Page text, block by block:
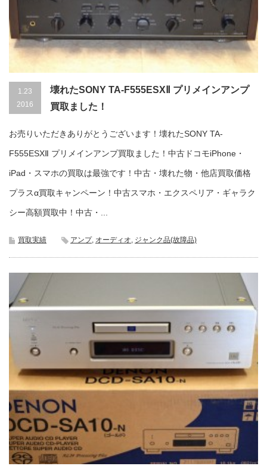
1.23
2016
壊れたSONY TA-F555ESXⅡ プリメインアンプ
買取ました！
お売りいただきありがとうございます！壊れたSONY TA-
F555ESXⅡ プリメインアンプ買取ました！中古ドコモiPhone・
iPad・スマホの買取は最強です！中古・壊れた物・他店買取価格
プラスα買取キャンペーン！中古スマホ・エクスペリア・ギャラク
シー高額買取中！中古・...
買取実績 アンプ, オーディオ, ジャンク品(故障品)